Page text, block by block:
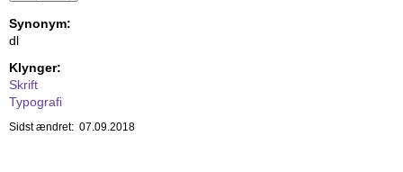
Synonym:
dl
Klynger:
Skrift
Typografi
Sidst ændret: 07.09.2018